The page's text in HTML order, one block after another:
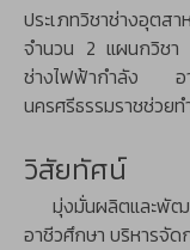
ประเภทวิชาช่างอุตส
จำนวน 2 แผนกวิชา
ช่างไฟฟ้ากำลัง
นครศรีธรรมราชช่วย
วิสัยทัศน์
มุ่งมั่นผลิตและพัฒ
อาชีวศึกษา บริหารจัด